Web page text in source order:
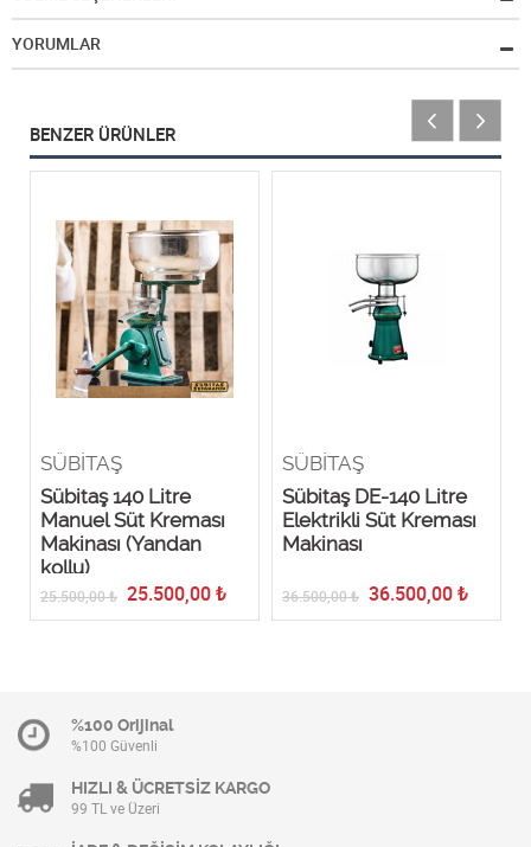
YORUMLAR
BENZER ÜRÜNLER
SÜBİTAŞ
Sübitaş 140 Litre
Manuel Süt Kreması
Makinası (Yandan
kollu)
25.500,00₺ 25.500,00 ₺
SÜBİTAŞ
Sübitaş DE-140 Litre
Elektrikli Süt Kreması
Makinası
36.500,00₺ 36.500,00 ₺
%100 Orijinal
%100 Güvenli
HIZLI & ÜCRETSİZ KARGO
99 TL ve Üzeri